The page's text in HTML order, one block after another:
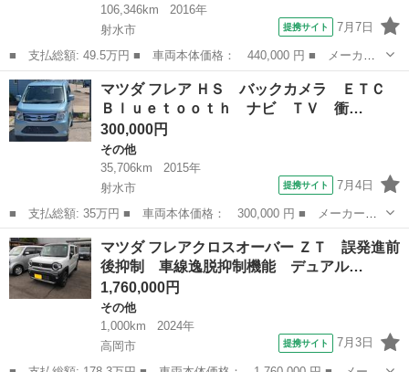
106,346km
2016年
射水市
提携サイト 7月7日
■ 支払総額: 49.5万円 ■ 車両本体価格： 440,000 円 ■ メーカー
名： マツダ ■ 車種名： フレアカスタムスタイル ■ グレード
名： ＨＳ ＳＤナビＴＶフルセグ ＥＴＣ オートエアコン スマ
ートキー＆Ｐス...
富山 射水市 その他
マツダ フレア ＨＳ バックカメラ ＥＴＣ
Ｂｌｕｅｔｏｏｔｈ ナビ ＴＶ 衝…
300,000円
その他
35,706km
2015年
射水市
提携サイト 7月4日
■ 支払総額: 35万円 ■ 車両本体価格： 300,000 円 ■ メーカー
名： マツダ ■ 車種名： フレア ■ グレード名： ＨＳ バック
カメラ ＥＴＣ Ｂｌｕｅｔｏｏｔｈ ナビ ＴＶ 衝突被害軽減シ
ステム スマート...
富山 射水市 その他
マツダ フレアクロスオーバー ＺＴ 誤発進前
後抑制 車線逸脱抑制機能 デュアル…
1,760,000円
その他
1,000km
2024年
高岡市
提携サイト 7月3日